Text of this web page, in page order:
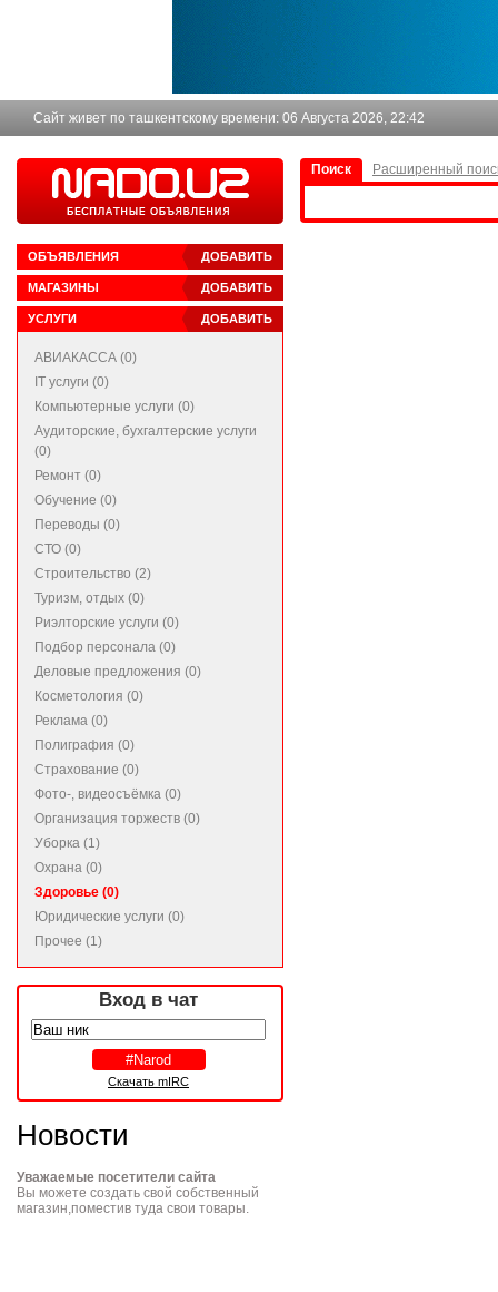
Сайт живет по ташкентскому времени: 06 Августа 2026, 22:42
ДОБАВИТЬ
ОБЪЯВЛЕНИЯ
ДОБАВИТЬ
МАГАЗИНЫ
ДОБАВИТЬ
УСЛУГИ
АВИАКАССА (0)
IT услуги (0)
Компьютерные услуги (0)
Аудиторские, бухгалтерские услуги
(0)
Ремонт (0)
Обучение (0)
Переводы (0)
СТО (0)
Строительство (2)
Туризм, отдых (0)
Риэлторские услуги (0)
Подбор персонала (0)
Деловые предложения (0)
Косметология (0)
Реклама (0)
Полиграфия (0)
Страхование (0)
Фото-, видеосъёмка (0)
Организация торжеств (0)
Уборка (1)
Охрана (0)
Здоровье (0)
Юридические услуги (0)
Прочее (1)
Вход в чат
Скачать mIRC
Новости
Уважаемые посетители сайта
Вы можете создать свой собственный
магазин,поместив туда свои товары.
Поиск Расширенный